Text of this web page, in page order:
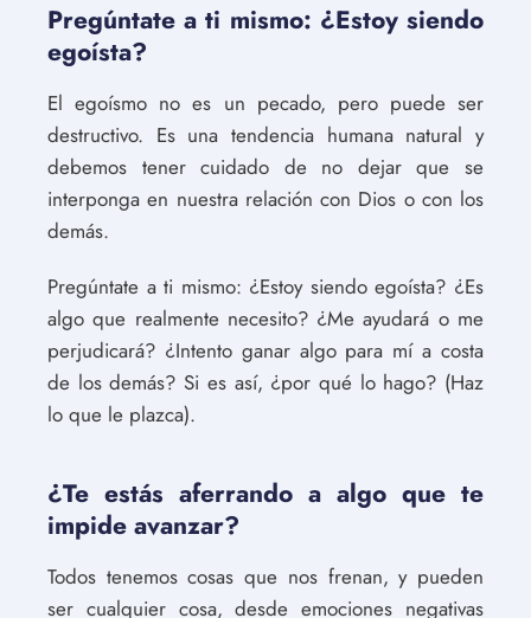
Pregúntate a ti mismo: ¿Estoy siendo
egoísta?
El egoísmo no es un pecado, pero puede ser
destructivo. Es una tendencia humana natural y
debemos tener cuidado de no dejar que se
interponga en nuestra relación con Dios o con los
demás.
Pregúntate a ti mismo: ¿Estoy siendo egoísta? ¿Es
algo que realmente necesito? ¿Me ayudará o me
perjudicará? ¿Intento ganar algo para mí a costa
de los demás? Si es así, ¿por qué lo hago? (Haz
lo que le plazca).
¿Te estás aferrando a algo que te
impide avanzar?
Todos tenemos cosas que nos frenan, y pueden
ser cualquier cosa, desde emociones negativas